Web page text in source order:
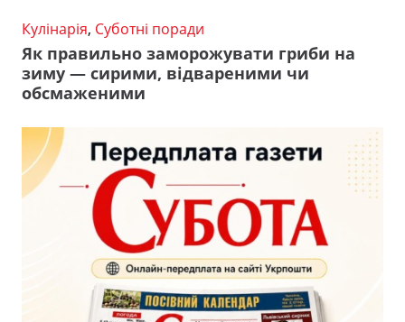
Кулінарія, Суботні поради
Як правильно заморожувати гриби на
зиму — сирими, відвареними чи
обсмаженими